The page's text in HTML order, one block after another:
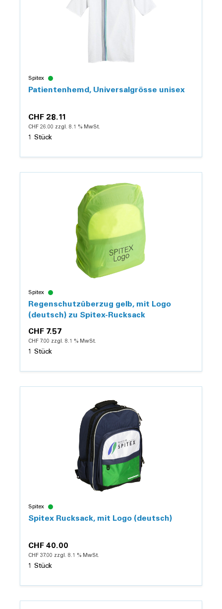
Spitex
Patientenhemd, Universalgrösse unisex
CHF 28.11
CHF 26.00 zzgl. 8.1 % MwSt.
1 Stück
Details
Spitex
Regenschutzüberzug gelb, mit Logo
(deutsch) zu Spitex-Rucksack
CHF 7.57
CHF 7.00 zzgl. 8.1 % MwSt.
1 Stück
Details
Spitex
Spitex Rucksack, mit Logo (deutsch)
CHF 40.00
CHF 37.00 zzgl. 8.1 % MwSt.
1 Stück